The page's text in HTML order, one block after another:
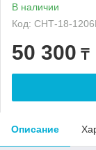
В наличии
Код: СНТ-18-
50 300 ₸
Описание